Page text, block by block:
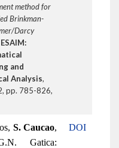
method for
Brinkman-
Darcy
ESAIM:
and
Analysis,
pp. 785-826,
S. Caucao,
Gatica:
DOI